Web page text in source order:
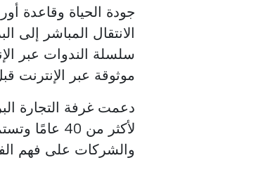
جودة الحياة وقاعدة
الانتقال المباشر إلى
سلسلة الندوات عبر
موثوقة عبر الإنترنت
دعمت غرفة التجارة
لأكثر من
والشركات على فهم